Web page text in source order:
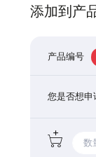
添加到产
产品编号
您是否想申